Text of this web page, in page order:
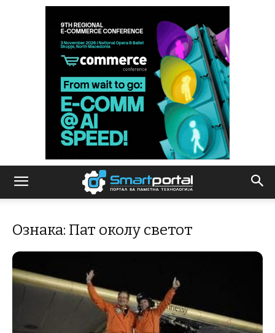
Ознака: Пат околу светот